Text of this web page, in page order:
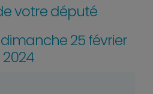
votre député
25 février
2024